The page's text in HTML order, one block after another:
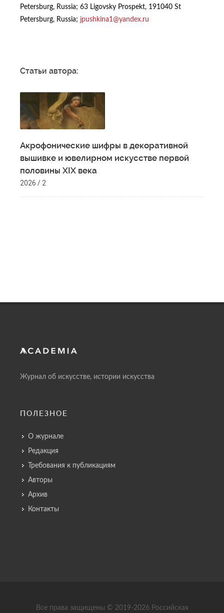
Petersburg, Russia; 63 Ligovsky Prospekt, 191040 St
Petersburg, Russia; jpushkina1@yandex.ru
Статьи автора:
Акрофонические шифры в декоративной
вышивке и ювелирном искусстве первой
половины XIX века
2026 / 2
Журнал об искусстве, истории искусства
ПОЛЕЗНОЕ
О журнале
Редакция
Требования к публикациям
Авторы
Архив
Контакты
Все права защищены © 2019-2026 Российская